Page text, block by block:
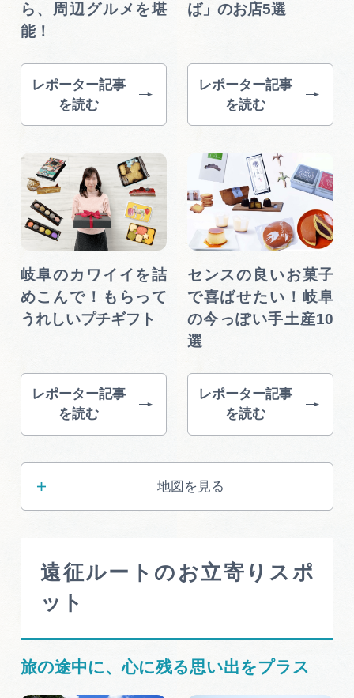
ら、周辺グルメを堪
能！
レポーター記事
を読む
ば」のお店5選
レポーター記事
を読む
岐阜のカワイイを詰
めこんで！もらって
うれしいプチギフト
レポーター記事
を読む
センスの良いお菓子
で喜ばせたい！岐阜
の今っぽい手土産10
選
レポーター記事
を読む
地図を見る
遠征ルートのお立寄りスポ
ット
旅の途中に、心に残る思い出をプラス